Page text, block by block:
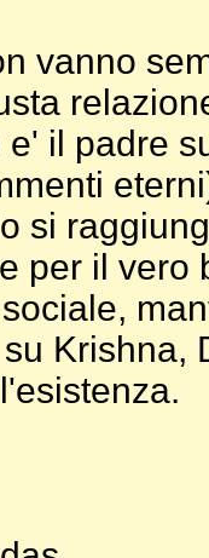
vanno
il padre
si
per il vero
Krishna,